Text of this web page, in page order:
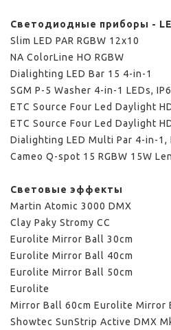
Светодиодные приборы -
Slim LED PAR RGBW 12x10
NA ColorLine HO RGBW
Dialighting LED Bar 15 4-in-1
SGM P-5 Washer 4-in-1 LEDs,
ETC Source Four Led Daylight
ETC Source Four Led Daylight
Dialighting LED Multi Par 4-in-1,
Cameo Q-spot 15 RGBW 15W
Световые эффекты
Martin Atomic 3000 DMX
Clay Paky Stromy CC
Eurolite Mirror Ball 30cm
Eurolite Mirror Ball 40cm
Eurolite Mirror Ball 50cm
Eurolite
Mirror Ball 60cm Eurolite Mirror
Showtec SunStrip Active DMX